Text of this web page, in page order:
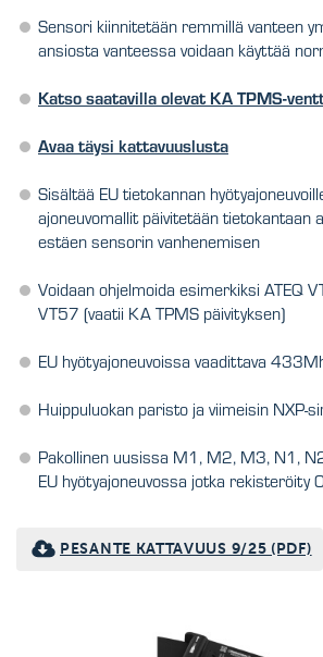
Sensori kiinnitetään remmillä vanteen
ansiosta vanteessa voidaan käyttää
Katso saatavilla olevat KA TPMS-
Avaa täysi kattavuuslusta
Sisältää EU tietokannan
ajoneuvomallit päivitetään tietokantaan
estäen sensorin vanhenemisen
Voidaan ohjelmoida esimerkiksi ATEQ
VT57 (vaatii KA TPMS päivityksen)
EU hyötyajoneuvoissa vaadittava
Huippuluokan paristo ja viimeisin NXP-
Pakollinen uusissa M1, M2, M3, N1,
EU hyötyajoneuvossa jotka
PESANTE KATTAVUUS 9/25 (PDF)